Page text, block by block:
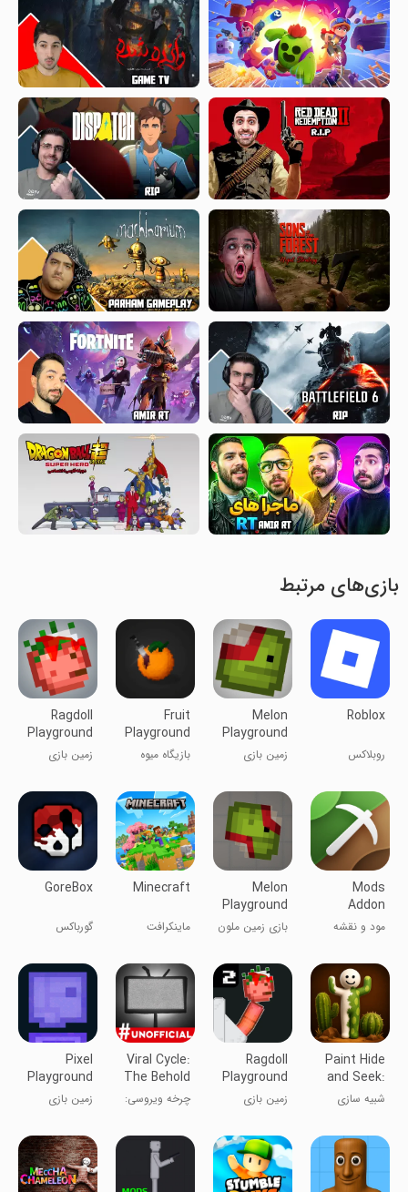
بازی‌های مرتبط
Roblox
روبلاکس
Melon
Playground
زمین بازی
Fruit
Playground
بازیگاه میوه
Ragdoll
Playground
زمین بازی
Mods
Addon
Skins for
Minecraft
مود و نقشه
Melon
Playground
Game
بازی زمین ملون
Minecraft
ماینکرافت
GoreBox
گورباکس
Paint Hide
and Seek:
Online
شبیه سازی
Ragdoll
Playground
2
زمین بازی
Viral Cycle:
The Behold
Game
چرخه ویروسی:
شگفت‌انگیز
Pixel
Playground
زمین بازی